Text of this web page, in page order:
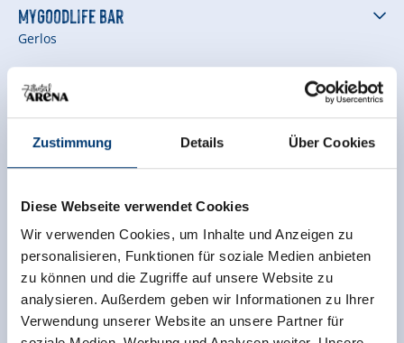
Zustimmung Details Über Cookies
Diese Webseite verwendet Cookies
Wir verwenden Cookies, um Inhalte und Anzeigen zu
personalisieren, Funktionen für soziale Medien anbieten
zu können und die Zugriffe auf unsere Website zu
analysieren. Außerdem geben wir Informationen zu Ihrer
Verwendung unserer Website an unsere Partner für
MyGoodLife Bar
Gerlos
WELLNESS & GEZONDHEID
Alpenhotel Tirolerhof
Gerlos
Hotel Edelweiss
Gerlos
MalisGarten - ZillerSeasons
Zell am Ziller